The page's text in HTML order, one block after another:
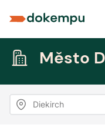
Město
Diekirch